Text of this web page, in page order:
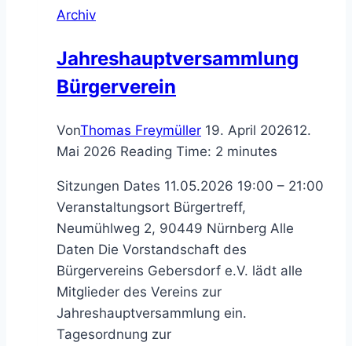
Archiv
Jahreshauptversammlung
Bürgerverein
VonThomas Freymüller 19. April 202612.
Mai 2026 Reading Time: 2 minutes
Sitzungen Dates 11.05.2026 19:00 – 21:00
Veranstaltungsort Bürgertreff,
Neumühlweg 2, 90449 Nürnberg Alle
Daten Die Vorstandschaft des
Bürgervereins Gebersdorf e.V. lädt alle
Mitglieder des Vereins zur
Jahreshauptversammlung ein.
Tagesordnung zur